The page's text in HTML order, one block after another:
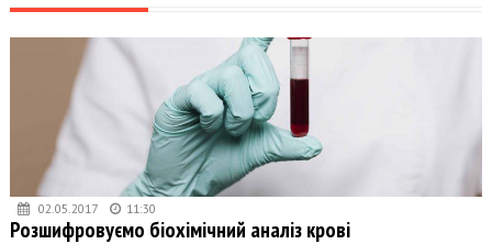
02.05.2017 11:30
Розшифровуємо біохімічний аналіз крові